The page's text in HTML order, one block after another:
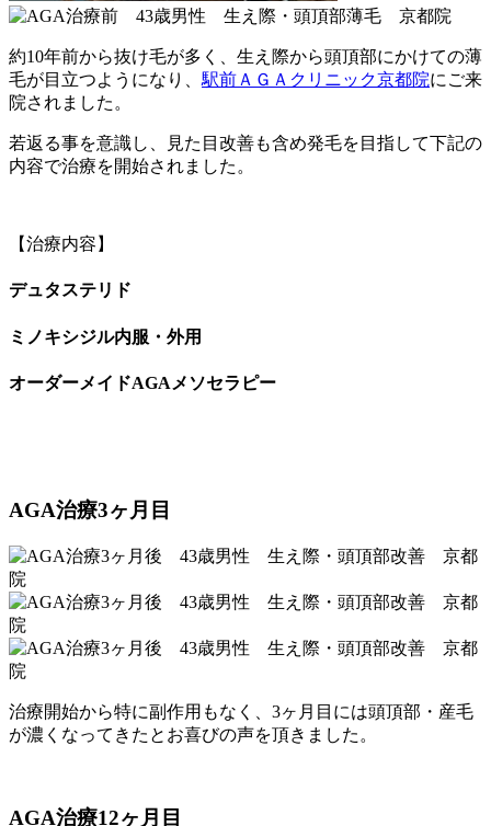
約10年前から抜け毛が多く、生え際から頭頂部にかけての薄
毛が目立つようになり、 駅前ＡＧＡクリニック京都院にご来
院されました。
若返る事を意識し、見た目改善も含め発毛を目指して下記の
内容で治療を開始されました。
【治療内容】
デュタステリド
ミノキシジル内服・外用
オーダーメイドAGAメソセラピー
AGA治療3ヶ月目
治療開始から特に副作用もなく、3ヶ月目には頭頂部・産毛
が濃くなってきたとお喜びの声を頂きました。
AGA治療12ヶ月目